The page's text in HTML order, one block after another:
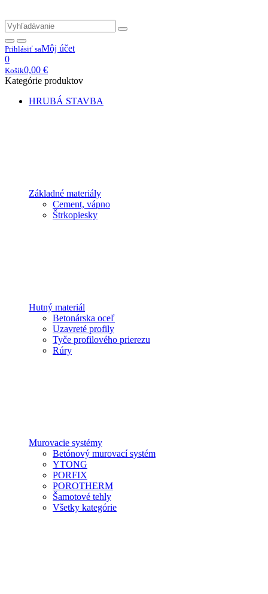
Prihlásiť saMôj účet
0
Košík0,00 €
Kategórie produktov
HRUBÁ STAVBA
Základné materiály
Cement, vápno
Štrkopiesky
Hutný materiál
Betonárska oceľ
Uzavreté profily
Tyče profilového prierezu
Rúry
Murovacie systémy
Betónový murovací systém
YTONG
PORFIX
POROTHERM
Šamotové tehly
Všetky kategórie